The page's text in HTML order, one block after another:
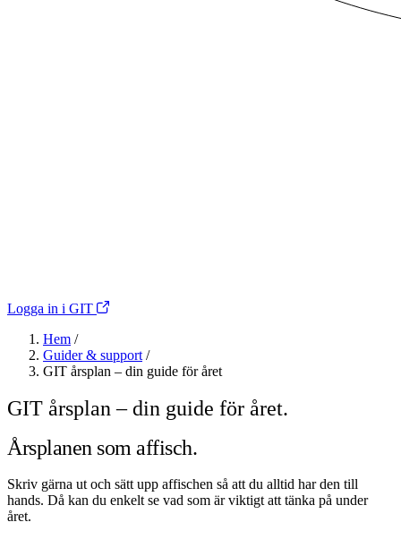
Logga in i GIT
Hem /
Guider & support /
GIT årsplan – din guide för året
GIT årsplan – din guide för året.
Årsplanen som affisch.
Skriv gärna ut och sätt upp affischen så att du alltid har den till
hands. Då kan du enkelt se vad som är viktigt att tänka på under
året.